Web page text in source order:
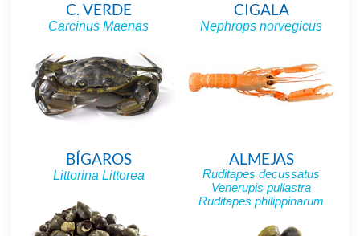
C. VERDE
Carcinus Maenas
CIGALA
Nephrops norvegicus
BÍGAROS
Littorina Littorea
ALMEJAS
Ruditapes decussatus
Venerupis pullastra
Ruditapes philippinarum